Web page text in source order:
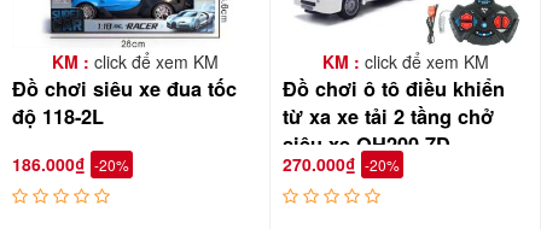
KM : click để xem KM
Đồ chơi siêu xe đua tốc
độ 118-2L
186.000₫ -20%
KM : click để xem KM
Đồ chơi ô tô điều khiển
từ xa xe tải 2 tầng chở
siêu xe QH200-7D
270.000₫ -20%